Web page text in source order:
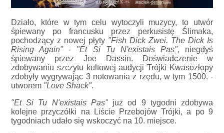
Działo, które w tym celu wytoczyli muzycy, to utwór
śpiewany po francusku przez perkusistę Ślimaka,
pochodzący z nowej płyty "Fish Dick Zwei. The Dick Is
Rising Again"- "Et Si Tu N'existais Pas", niegdyś
śpiewany przez Joe Dassin. Doświadczenie w
zdobywaniu szczytu kultowej audycji Trójki Kwasożłopy
zdobyły wygrywając 3 notowania z rzędu, w tym 1500. -
utworem "Love Shack".
"Et Si Tu N'existais Pas"już od 9 tygodni zdobywa
kolejne przyczółki na Liście Przebojów Trójki, a po 9
tygodniach udało się wskoczyć na 10. miejsce.